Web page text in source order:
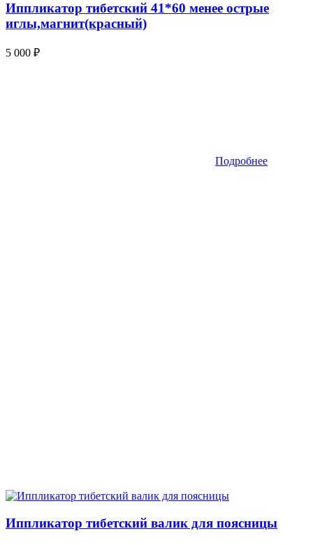
Иппликатор тибетский 41*60 менее острые
иглы,магнит(красный)
5 000 ₽
Подробнее
Иппликатор тибетский валик для поясницы